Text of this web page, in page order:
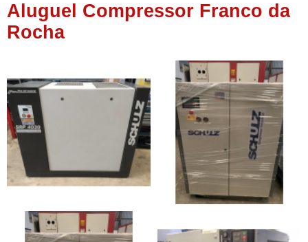
Aluguel Compressor Franco da
Rocha